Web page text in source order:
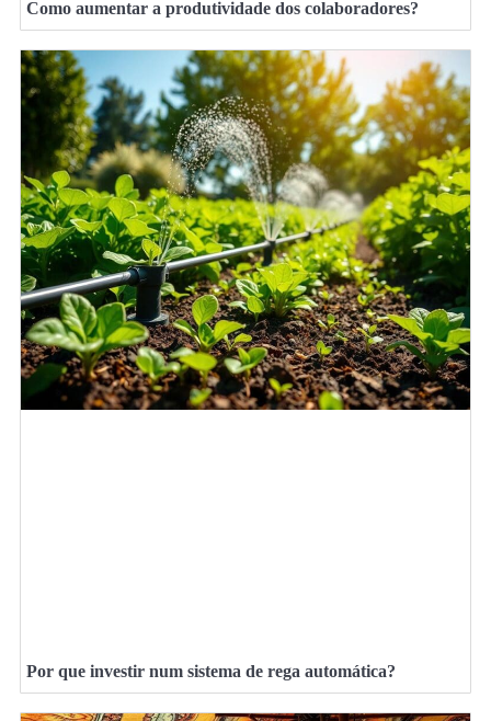
Como aumentar a produtividade dos colaboradores?
Por que investir num sistema de rega automática?